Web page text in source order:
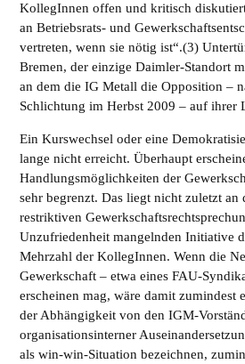
KollegInnen offen und kritisch
an Betriebsrats- und
vertreten, wenn sie nötig ist“.(3)
Bremen, der einzige Daimler-Standort
an dem die IG Metall die Opposition –
Schlichtung im Herbst 2009 – auf ihrer
Ein Kurswechsel oder eine
lange nicht erreicht. Überhaupt
Handlungsmöglichkeiten der
sehr begrenzt. Das liegt nicht zuletzt an
restriktiven
Unzufriedenheit mangelnden Initiative
Mehrzahl der KollegInnen. Wenn die
Gewerkschaft – etwa eines FAU-
erscheinen mag, wäre damit zumindest
der Abhängigkeit von den IGM-
organisationsinterner
als win-win-Situation bezeichnen,